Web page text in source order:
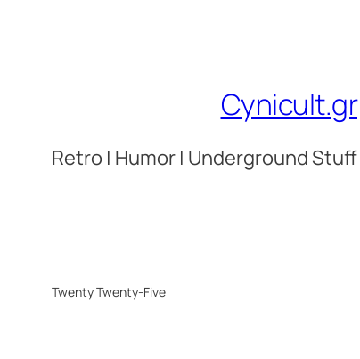
Cynicult.gr
Retro | Humor | Underground Stuff
Twenty Twenty-Five